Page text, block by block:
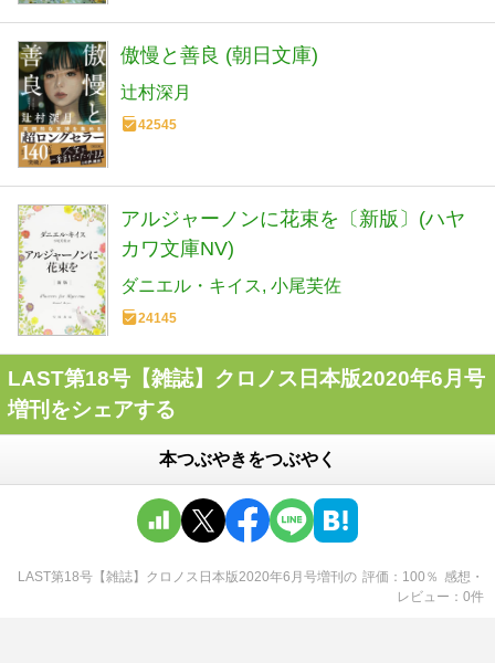
傲慢と善良 (朝日文庫)
辻村深月
42545
アルジャーノンに花束を〔新版〕(ハヤ
カワ文庫NV)
ダニエル・キイス 小尾芙佐
24145
LAST第18号【雑誌】クロノス日本版2020年6月号
増刊をシェアする
本つぶやきをつぶやく
LAST第18号【雑誌】クロノス日本版2020年6月号増刊 の 評価 100 ％ 感想・
レビュー
0件